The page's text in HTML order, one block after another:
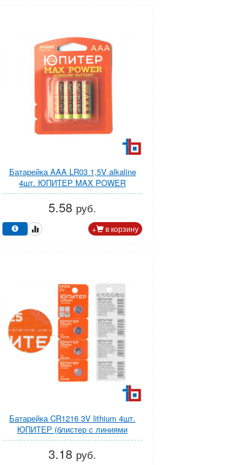
Батарейка AAA LR03 1,5V alkaline
4шт. ЮПИТЕР MAX POWER
5.58 руб.
+ в корзину
Батарейка CR1216 3V lithium 4шт.
ЮПИТЕР (блистер с линиями
отрыва)
3.18 руб.